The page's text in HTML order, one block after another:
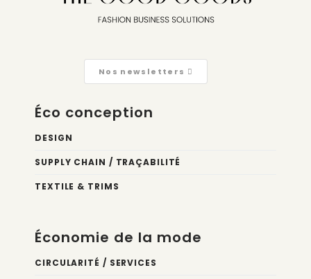
Nos newsletters
Éco conception
DESIGN
SUPPLY CHAIN / TRAÇABILITÉ
TEXTILE & TRIMS
Économie de la mode
CIRCULARITÉ / SERVICES